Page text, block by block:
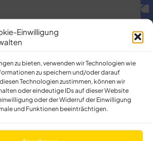
Einwilligung
zu bieten, verwenden wir Technologien wie
zu speichern und/oder darauf
Technologien zustimmen, können wir
oder eindeutige IDs auf dieser Website
oder der Widerruf der Einwilligung
und Funktionen beeinträchtigen.